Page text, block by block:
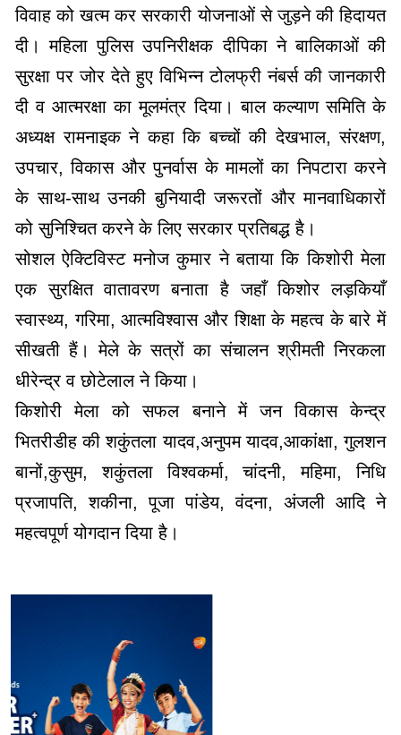
विवाह को खत्म कर सरकारी योजनाओं से जुड़ने की हिदायत
दी। महिला पुलिस उपनिरीक्षक दीपिका ने बालिकाओं की
सुरक्षा पर जोर देते हुए विभिन्न टोलफ्री नंबर्स की जानकारी
दी व आत्मरक्षा का मूलमंत्र दिया। बाल कल्याण समिति के
अध्यक्ष रामनाइक ने कहा कि बच्चों की देखभाल, संरक्षण,
उपचार, विकास और पुनर्वास के मामलों का निपटारा करने
के साथ-साथ उनकी बुनियादी जरूरतों और मानवाधिकारों
को सुनिश्चित करने के लिए सरकार प्रतिबद्ध है।
सोशल ऐक्टिविस्ट मनोज कुमार ने बताया कि किशोरी मेला
एक सुरक्षित वातावरण बनाता है जहाँ किशोर लड़कियाँ
स्वास्थ्य, गरिमा, आत्मविश्वास और शिक्षा के महत्व के बारे में
सीखती हैं। मेले के सत्रों का संचालन श्रीमती निरकला
धीरेन्द्र व छोटेलाल ने किया।
किशोरी मेला को सफल बनाने में जन विकास केन्द्र
भितरीडीह की शकुंतला यादव,अनुपम यादव,आकांक्षा, गुलशन
बानों,कुसुम, शकुंतला विश्वकर्मा, चांदनी, महिमा, निधि
प्रजापति, शकीना, पूजा पांडेय, वंदना, अंजली आदि ने
महत्वपूर्ण योगदान दिया है।